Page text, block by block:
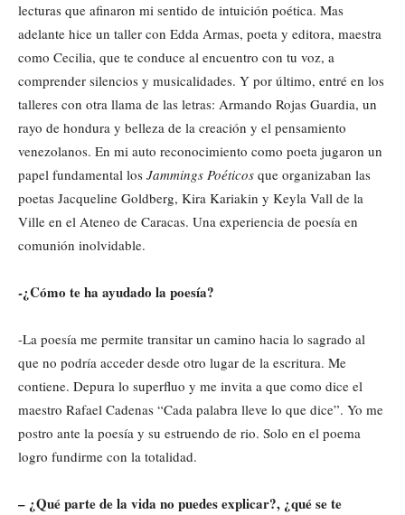
lecturas que afinaron mi sentido de intuición poética. Mas
adelante hice un taller con Edda Armas, poeta y editora, maestra
como Cecilia, que te conduce al encuentro con tu voz, a
comprender silencios y musicalidades. Y por último, entré en los
talleres con otra llama de las letras: Armando Rojas Guardia, un
rayo de hondura y belleza de la creación y el pensamiento
venezolanos. En mi auto reconocimiento como poeta jugaron un
papel fundamental los Jammings Poéticos que organizaban las
poetas Jacqueline Goldberg, Kira Kariakin y Keyla Vall de la
Ville en el Ateneo de Caracas. Una experiencia de poesía en
comunión inolvidable.
-¿Cómo te ha ayudado la poesía?
-La poesía me permite transitar un camino hacia lo sagrado al
que no podría acceder desde otro lugar de la escritura. Me
contiene. Depura lo superfluo y me invita a que como dice el
maestro Rafael Cadenas “Cada palabra lleve lo que dice”. Yo me
postro ante la poesía y su estruendo de rio. Solo en el poema
logro fundirme con la totalidad.
– ¿Qué parte de la vida no puedes explicar?, ¿qué se te